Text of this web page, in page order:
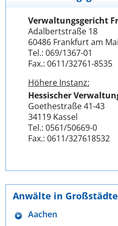
Verwaltungsgericht
Adalbertstraße 18
60486 Frankfurt am
Tel.: 069/1367-01
Fax.: 0611/32761-8535
Höhere Instanz:
Hessischer
Goethestraße 41-43
34119 Kassel
Tel.: 0561/50669-0
Fax.: 0611/327618532
Anwälte in
Aachen